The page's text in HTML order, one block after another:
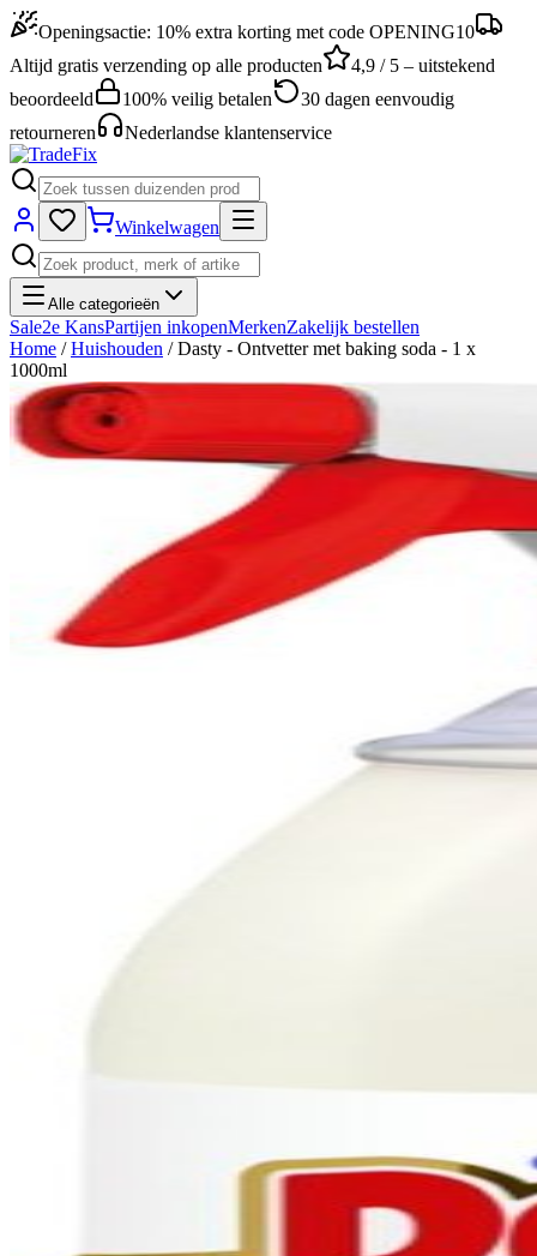
Openingsactie: 10% extra korting met code OPENING10
Altijd gratis verzending op alle producten
4,9 / 5 – uitstekend
beoordeeld
100% veilig betalen
30 dagen eenvoudig
retourneren
Nederlandse klantenservice
Winkelwagen
Alle categorieën
Sale2e KansPartijen inkopenMerkenZakelijk bestellen
Home / Huishouden / Dasty - Ontvetter met baking soda - 1 x
1000ml